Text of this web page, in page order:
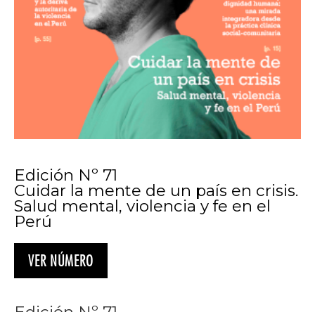
Edición Nº 71
Cuidar la mente de un país en crisis.
Salud mental, violencia y fe en el
Perú
VER NÚMERO